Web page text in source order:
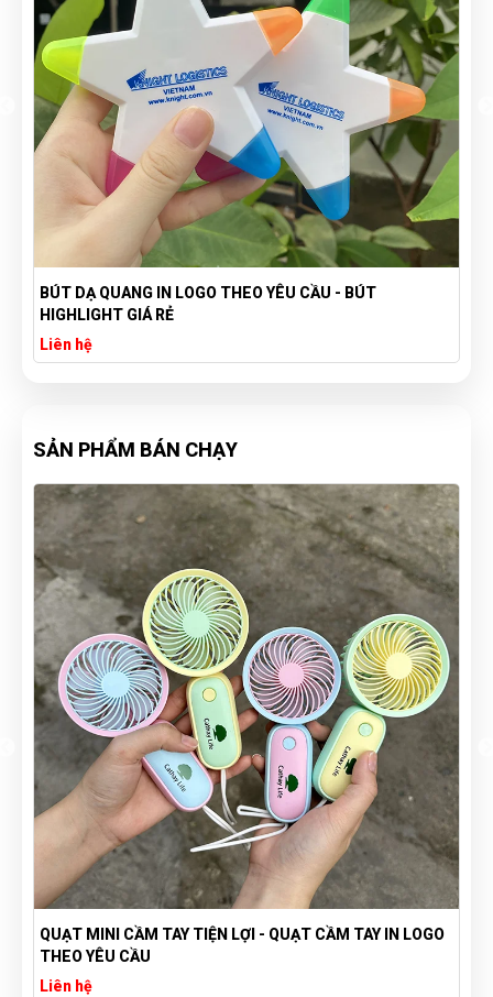
BÚT DẠ QUANG IN LOGO THEO YÊU CẦU - BÚT
HIGHLIGHT GIÁ RẺ
Liên hệ
SẢN PHẨM BÁN CHẠY
QUẠT MINI CẦM TAY TIỆN LỢI - QUẠT CẦM TAY IN LOGO
THEO YÊU CẦU
Liên hệ